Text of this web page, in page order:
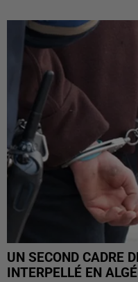
UN SECOND CADRE
INTERPELLÉ EN